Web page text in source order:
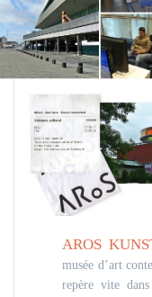
AROS
musée d’art
repère vite